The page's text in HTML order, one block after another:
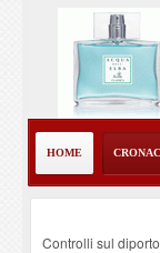
HOME
Controlli sul